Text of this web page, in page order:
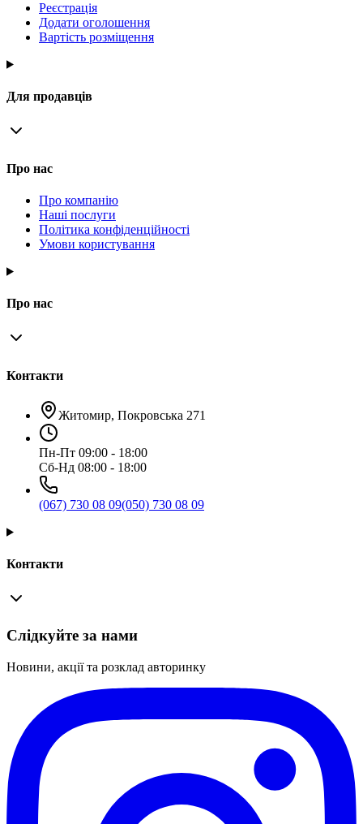
Реєстрація
Додати оголошення
Вартість розміщення
Для продавців
Про нас
Про компанію
Наші послуги
Політика конфіденційності
Умови користування
Про нас
Контакти
Житомир, Покровська 271
Пн-Пт 09:00 - 18:00
Сб-Нд 08:00 - 18:00
(067) 730 08 09(050) 730 08 09
Контакти
Слідкуйте за нами
Новини, акції та розклад авторинку